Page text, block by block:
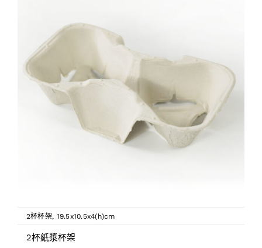
2杯杯架, 19.5x10.5x4(h)cm
2杯紙漿杯架